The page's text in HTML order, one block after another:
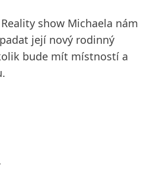
show Michaela nám
její nový rodinný
bude mít místností a